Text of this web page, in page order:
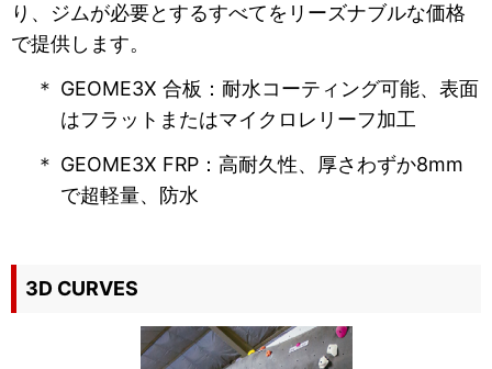
り、ジムが必要とするすべてをリーズナブルな価格
で提供します。
＊ GEOME3X 合板：耐水コーティング可能、表面
はフラットまたはマイクロレリーフ加工
＊ GEOME3X FRP：高耐久性、厚さわずか8mm
で超軽量、防水
3D CURVES